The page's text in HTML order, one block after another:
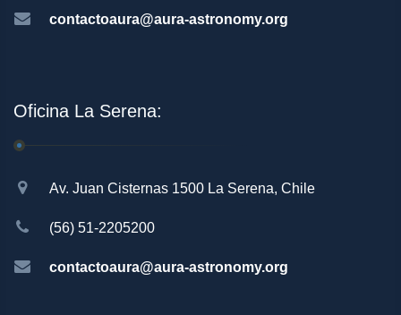
contactoaura@aura-astronomy.org
Oficina La Serena:
Av. Juan Cisternas 1500 La Serena, Chile
(56) 51-2205200
contactoaura@aura-astronomy.org